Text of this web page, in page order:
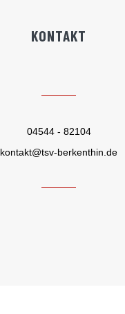
KONTAKT
04544 - 82104
kontakt@tsv-berkenthin.de